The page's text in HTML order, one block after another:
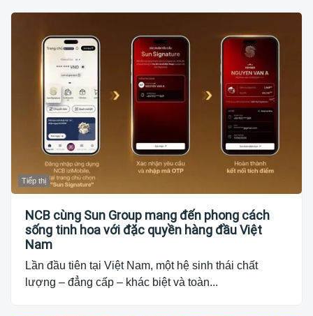
Tiếp thị
NCB cùng Sun Group mang đến phong cách
sống tinh hoa với đặc quyền hàng đầu Việt
Nam
Lần đầu tiên tại Việt Nam, một hệ sinh thái chất
lượng – đẳng cấp – khác biệt và toàn...